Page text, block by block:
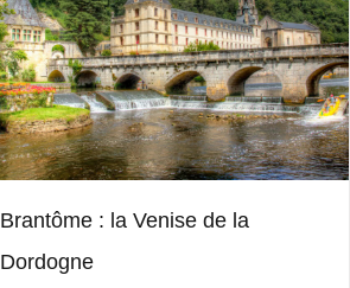
Brantôme : la Venise de la
Dordogne